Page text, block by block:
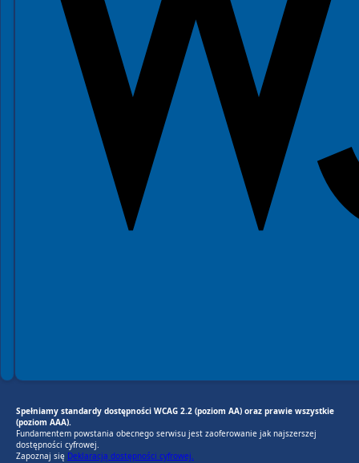
Spełniamy standardy dostępności WCAG 2.2 (poziom AA) oraz prawie wszystkie
(poziom AAA).
Fundamentem powstania obecnego serwisu jest zaoferowanie jak najszerszej
dostępności cyfrowej.
Zapoznaj się Deklaracją dostępności cyfrowej.